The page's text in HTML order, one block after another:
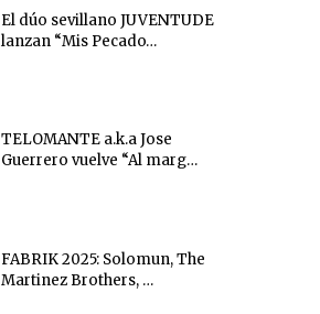
El dúo sevillano JUVENTUDE
lanzan “Mis Pecado…
TELOMANTE a.k.a Jose
Guerrero vuelve “Al marg…
FABRIK 2025: Solomun, The
Martinez Brothers, …